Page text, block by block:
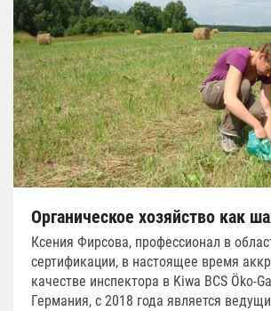
Органическое хозяйство как
Ксения Фирсова, профессионал в
сертификации, в настоящее время
качестве инспектора в Kiwa BCS Öko-
Германия, с 2018 года является